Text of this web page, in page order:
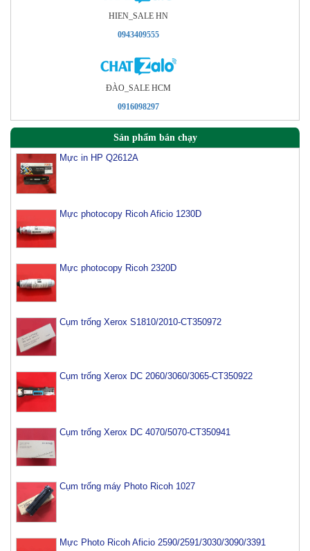
HIEN_SALE HN
0943409555
ÐÀO_SALE HCM
0916098297
Sản phẩm bán chạy
Mực in HP Q2612A
Mực photocopy Ricoh Aficio 1230D
Mực photocopy Ricoh 2320D
Cụm trống Xerox S1810/2010-CT350972
Cụm trống Xerox DC 2060/3060/3065-CT350922
Cụm trống Xerox DC 4070/5070-CT350941
Cụm trống máy Photo Ricoh 1027
Mực Photo Ricoh Aficio 2590/2591/3030/3090/3391